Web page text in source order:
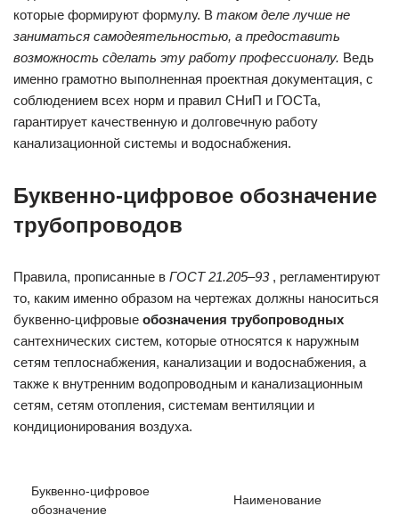
которые формируют формулу. В таком деле лучше не
заниматься самодеятельностью, а предоставить
возможность сделать эту работу профессионалу. Ведь
именно грамотно выполненная проектная документация, с
соблюдением всех норм и правил СНиП и ГОСТа,
гарантирует качественную и долговечную работу
канализационной системы и водоснабжения.
Буквенно-цифровое обозначение
трубопроводов
Правила, прописанные в ГОСТ 21.205–93, регламентируют
то, каким именно образом на чертежах должны наноситься
буквенно-цифровые обозначения трубопроводных
сантехнических систем, которые относятся к наружным
сетям теплоснабжения, канализации и водоснабжения, а
также к внутренним водопроводным и канализационным
сетям, сетям отопления, системам вентиляции и
кондиционирования воздуха.
Буквенно-цифровое
обозначение
Наименование